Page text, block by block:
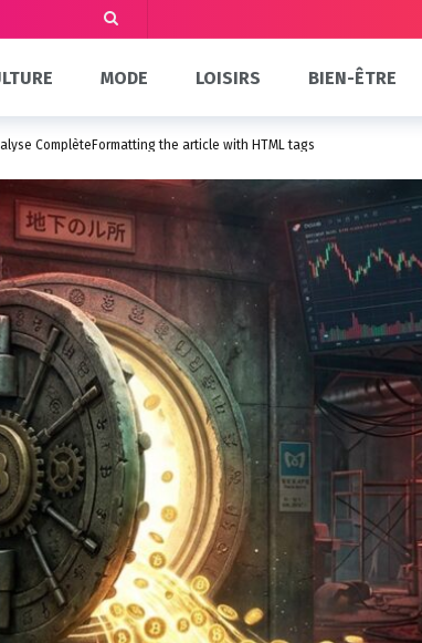
MODE LOISIRS BIEN-ÊTRE
ComplèteFormatting the article with HTML tags